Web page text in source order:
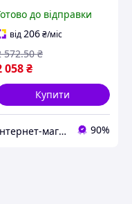
TC-JS 80/1 : 550
3000 об/хв, глибина
80мм (4321145)
до відправки
від206₴/міс
058₴
572.50 ₴
Купити
Інтернет-магазин Clothes-Mall 90%